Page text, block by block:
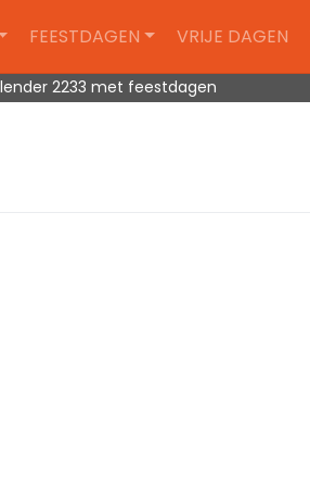
FEESTDAGEN VRIJE DAGEN
2233 met feestdagen